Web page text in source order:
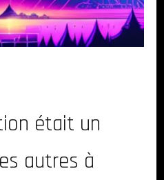
était un
autres à